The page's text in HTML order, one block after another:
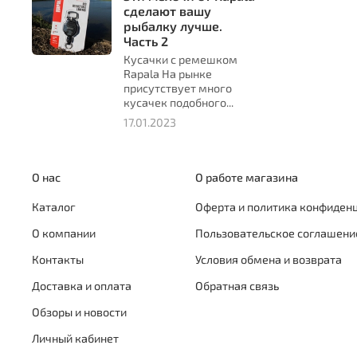
сделают вашу
рыбалку лучше.
Часть 2
Кусачки с ремешком
Rapala На рынке
присутствует много
кусачек подобного...
17.01.2023
О нас
Каталог
О компании
Контакты
Доставка и оплата
Обзоры и новости
Личный кабинет
О работе магазина
Оферта и политика
Пользовательское
Условия обмена и возврата
Обратная связь